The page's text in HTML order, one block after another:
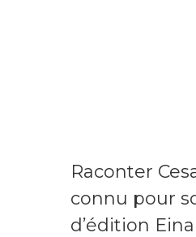
Raconter
connu pour
d’édition